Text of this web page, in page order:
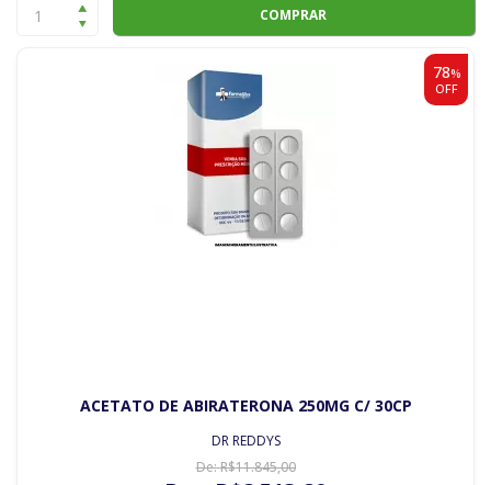
COMPRAR
78%
OFF
ACETATO DE ABIRATERONA 250MG C/ 30CP
DR REDDYS
De:R$11.845,00